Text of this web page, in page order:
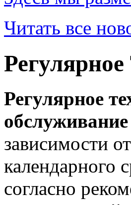
Читать все
Регулярное
зависимости
календарного
согласно